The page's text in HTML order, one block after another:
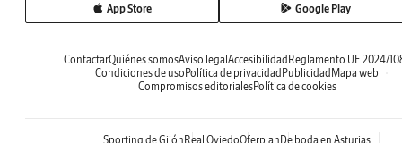
App Store Google Play
ContactarQuiénes somosAviso legal Accesibilidad Reglamento UE 2024/
Condiciones de uso Política de privacidad Publicidad Mapa web
Compromisos editorialesPolítica de cookies
Sporting de Gijón Real OviedoOferplan De boda en Asturias